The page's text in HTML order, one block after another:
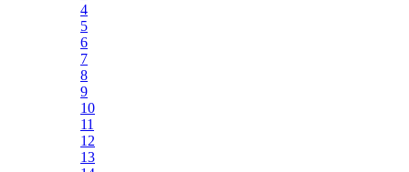
4
5
6
7
8
9
10
11
12
13